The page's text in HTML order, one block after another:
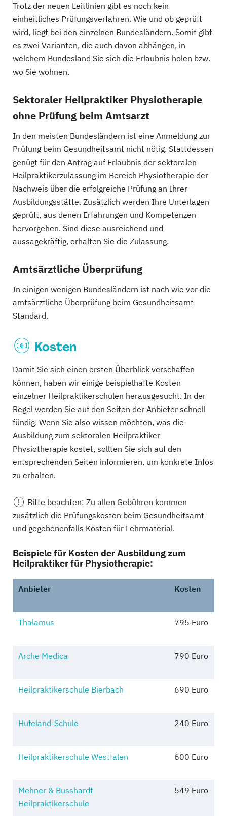
Trotz der neuen Leitlinien gibt es noch kein
einheitliches Prüfungsverfahren. Wie und ob geprüft
wird, liegt bei den einzelnen Bundesländern. Somit gibt
es zwei Varianten, die auch davon abhängen, in
welchem Bundesland Sie sich die Erlaubnis holen bzw.
wo Sie wohnen.
Sektoraler Heilpraktiker Physiotherapie
ohne Prüfung beim Amtsarzt
In den meisten Bundesländern ist eine Anmeldung zur
Prüfung beim Gesundheitsamt nicht nötig. Stattdessen
genügt für den Antrag auf Erlaubnis der sektoralen
Heilpraktikerzulassung im Bereich Physiotherapie der
Nachweis über die erfolgreiche Prüfung an Ihrer
Ausbildungsstätte. Zusätzlich werden Ihre Unterlagen
geprüft, aus denen Erfahrungen und Kompetenzen
hervorgehen. Sind diese ausreichend und
aussagekräftig, erhalten Sie die Zulassung.
Amtsärztliche Überprüfung
In einigen wenigen Bundesländern ist nach wie vor die
amtsärztliche Überprüfung beim Gesundheitsamt
Standard.
Kosten
Damit Sie sich einen ersten Überblick verschaffen
können, haben wir einige beispielhafte Kosten
einzelner Heilpraktikerschulen herausgesucht. In der
Regel werden Sie auf den Seiten der Anbieter schnell
fündig. Wenn Sie also wissen möchten, was die
Ausbildung zum sektoralen Heilpraktiker
Physiotherapie kostet, sollten Sie sich auf den
entsprechenden Seiten informieren, um konkrete Infos
zu erhalten.
Bitte beachten: Zu allen Gebühren kommen
zusätzlich die Prüfungskosten beim Gesundheitsamt
und gegebenenfalls Kosten für Lehrmaterial.
Beispiele für Kosten der Ausbildung zum
Heilpraktiker für Physiotherapie:
Anbieter Kosten
Thalamus 795 Euro
Arche Medica 790 Euro
Heilpraktikerschule Bierbach 690 Euro
Hufeland-Schule 240 Euro
Heilpraktikerschule Westfalen 600 Euro
Mehner & Busshardt
Heilpraktikerschule
549 Euro